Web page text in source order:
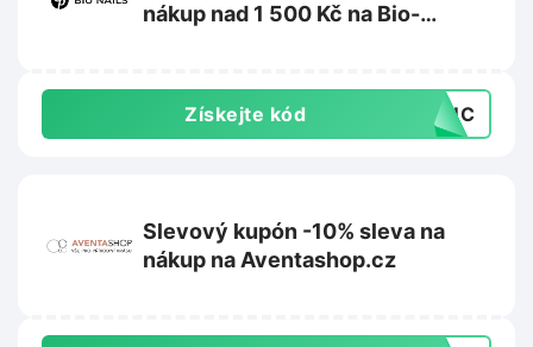
nákup nad 1 500 Kč na Bio-
Získejte kód D8UC
Slevový kupón -10% sleva na
nákup na Aventashop.cz